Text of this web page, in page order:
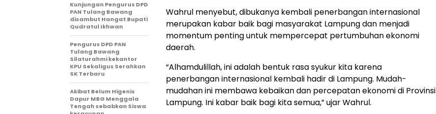
Wahrul menyebut, dibukanya kembali penerbangan internasional
merupakan kabar baik bagi masyarakat Lampung dan menjadi
momentum penting untuk mempercepat pertumbuhan ekonomi
daerah.
“Alhamdulillah, ini adalah bentuk rasa syukur kita karena
penerbangan internasional kembali hadir di Lampung. Mudah-
mudahan ini membawa kebaikan dan percepatan ekonomi di Provinsi
Lampung. Ini kabar baik bagi kita semua,” ujar Wahrul.
Kunjungan Pengurus DPD
PAN Tulang Bawang
disambut Hangat Bupati
Qudratul Ikhwan
Pengurus DPD PAN
Tulang Bawang
Silaturahmi kekantor
KPU Sekaligus Serahkan
SK Terbaru
Akibat Belum Higenis
Dapur MBG Menggala
Tengah sebabkan Siswa